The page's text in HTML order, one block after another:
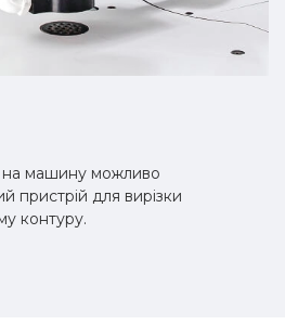
на машину можливо
пристрій для вирізки
контуру.